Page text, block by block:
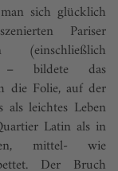
sich glücklich
Pariser
(einschließlich
– bildete das
die Folie, auf der
leichtes Leben
Latin als in
mittel- wie
Der Bruch